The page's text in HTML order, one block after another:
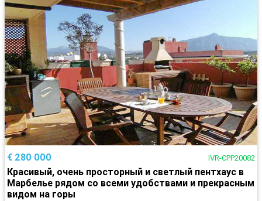
€ 280 000 IVR-CPP20082
Красивый, очень просторный и светлый пентхаус в
Марбелье рядом со всеми удобствами и прекрасным
видом на горы